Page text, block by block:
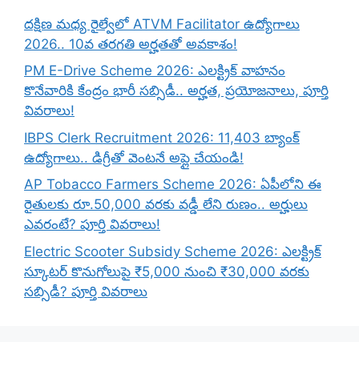
దక్షిణ మధ్య రైల్వేలో ATVM Facilitator ఉద్యోగాలు
2026.. 10వ తరగతి అర్హతతో అవకాశం!
PM E-Drive Scheme 2026: ఎలక్ట్రిక్ వాహనం
కొనేవారికి కేంద్రం భారీ సబ్సిడీ.. అర్హత, ప్రయోజనాలు, పూర్తి
వివరాలు!
IBPS Clerk Recruitment 2026: 11,403 బ్యాంక్
ఉద్యోగాలు.. డిగ్రీతో వెంటనే అప్లై చేయండి!
AP Tobacco Farmers Scheme 2026: ఏపీలోని ఈ
రైతులకు రూ.50,000 వరకు వడ్డీ లేని రుణం.. అర్హులు
ఎవరంటే? పూర్తి వివరాలు!
Electric Scooter Subsidy Scheme 2026: ఎలక్ట్రిక్
స్కూటర్ కొనుగోలుపై ₹5,000 నుంచి ₹30,000 వరకు
సబ్సిడీ? పూర్తి వివరాలు